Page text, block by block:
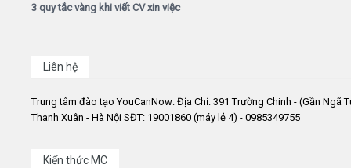
3 quy tắc vàng khi viết CV xin việc
Liên hệ
Trung tâm đào tạo YouCanNow: Địa Chỉ: 391 Trường Chinh - (Gần Ngã
Thanh Xuân - Hà Nội SĐT: 19001860 (máy lẻ 4) - 0985349755
Kiến thức MC